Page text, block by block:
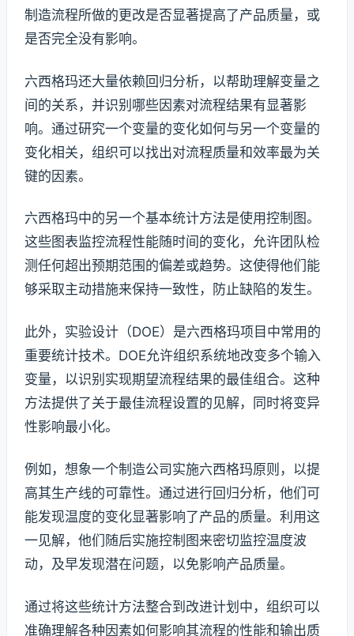
制造流程所做的更改是否显著提高了产品质量，或
是否完全没有影响。
六西格玛还大量依赖回归分析，以帮助理解变量之
间的关系，并识别哪些因素对流程结果有显著影
响。通过研究一个变量的变化如何与另一个变量的
变化相关，组织可以找出对流程质量和效率最为关
键的因素。
六西格玛中的另一个基本统计方法是使用控制图。
这些图表监控流程性能随时间的变化，允许团队检
测任何超出预期范围的偏差或趋势。这使得他们能
够采取主动措施来保持一致性，防止缺陷的发生。
此外，实验设计（DOE）是六西格玛项目中常用的
重要统计技术。DOE允许组织系统地改变多个输入
变量，以识别实现期望流程结果的最佳组合。这种
方法提供了关于最佳流程设置的见解，同时将变异
性影响最小化。
例如，想象一个制造公司实施六西格玛原则，以提
高其生产线的可靠性。通过进行回归分析，他们可
能发现温度的变化显著影响了产品的质量。利用这
一见解，他们随后实施控制图来密切监控温度波
动，及早发现潜在问题，以免影响产品质量。
通过将这些统计方法整合到改进计划中，组织可以
准确理解各种因素如何影响其流程的性能和输出质